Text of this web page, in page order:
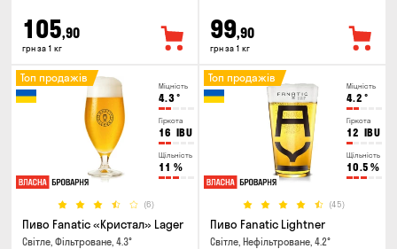
105,90
грн за 1 кг
99,90
грн за 1 кг
Міцність
4.3°
Гіркота
16 IBU
Щільність
11 %
(6)
Топ продажів
Пиво Fanatic «Кристал» Lager
Світле, Фільтроване, 4.3°
Міцність
4.2 °
Гіркота
12 IBU
Щільність
10.5 %
(45)
Топ продажів
Пиво Fanatic Lightner
Світле, Нефільтроване, 4.2°